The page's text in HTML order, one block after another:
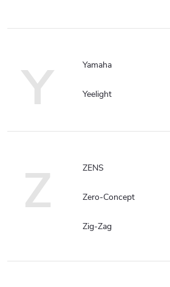
Y Yamaha
Yeelight
Z ZENS
Zero-Concept
Zig-Zag